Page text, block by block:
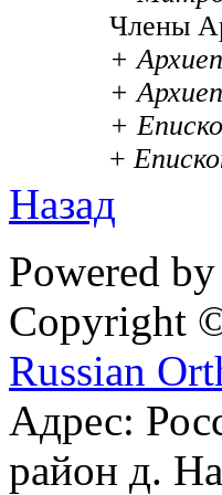
Члены
+
+
+
+
Назад
Powered
Copyright
Russian
Адрес:
район д.